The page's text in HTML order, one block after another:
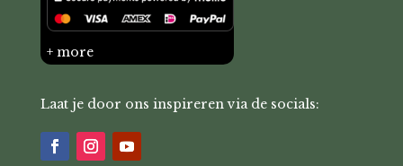
+ more
Laat je door ons inspireren via de socials: